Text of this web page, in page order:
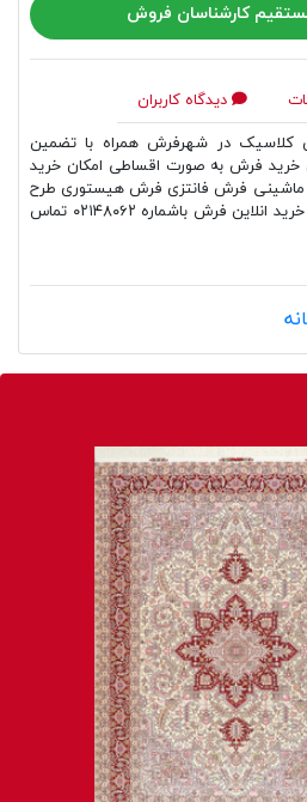
کارشناسان فروش
دیدگاه کاربران
در شهرفرش همراه با تضمین
فرش به صورت اقساطی امکان خرید
فرش فانتزی فرش هیستوری طرح
وینتیج ۸۰۸۷، ۷۰۰ شانه جهت خرید انلاین فرش باشماره ۰۲۱۴۸۰۶۲ تماس